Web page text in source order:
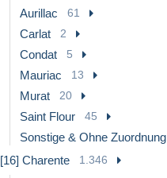
Aurillac 61
Carlat 2
Condat 5
Mauriac 13
Murat 20
Saint Flour 45
Sonstige & Ohne Zuordnung
[16] Charente 1.346